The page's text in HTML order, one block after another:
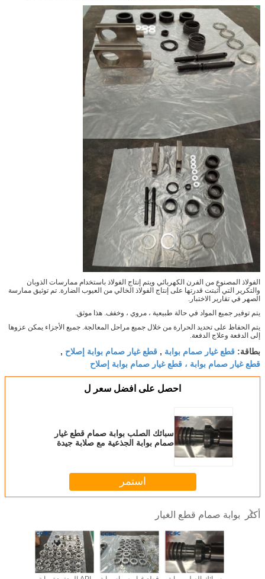
الفولاذ المصنوع من الفرن الكهربائي ويتم إنتاج الفولاذ باستخدام ممارسات الذوبان
والتكرير التي أثبتت قدرتها على إنتاج الفولاذ الخالي من العيوب الضارة. تم توثيق ممارسة
الصهر في تقارير الاختبار.
يتم توفير جميع المواد في حالة طبيعية ، مروي ، وخفف. هذا موثق.
يتم الحفاظ على تحديد الحرارة من خلال جميع مراحل المعالجة. جميع الأجزاء يمكن عزوها
إلى الدفعة وعلاج الدفعة.
بطاقة: قطع غيار صمام بوابة , قطع غيار صمام بوابة إصلاح ,
قطع غيار صمام بوابة ، قطع غيار صمام بوابة إصلاح
احصل على افضل سعر ل
سبائك الصلب بوابة صمام قطع غيار
صمام بوابة الجذعية مع صلابة جيدة
استمر
أكثر بوابة صمام قطع الغيار